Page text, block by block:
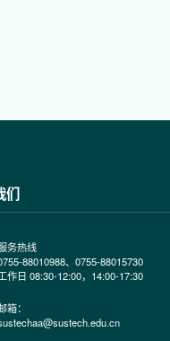
们
务热线
88010988、0755-88015730
作日 08:30-12:00，14:00-17:30
箱：